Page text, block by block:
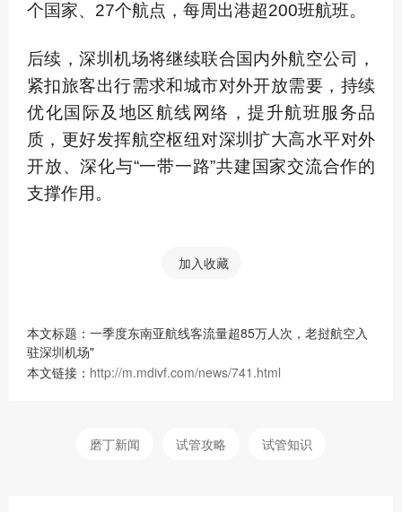
个国家、27个航点，每周出港超200班航班。
后续，深圳机场将继续联合国内外航空公司，
紧扣旅客出行需求和城市对外开放需要，持续
优化国际及地区航线网络，提升航班服务品
质，更好发挥航空枢纽对深圳扩大高水平对外
开放、深化与“一带一路”共建国家交流合作的
支撑作用。
加入收藏
本文标题：一季度东南亚航线客流量超85万人次，老挝航空入
驻深圳机场"
本文链接： http://m.mdivf.com/news/741.html
磨丁新闻 试管攻略 试管知识